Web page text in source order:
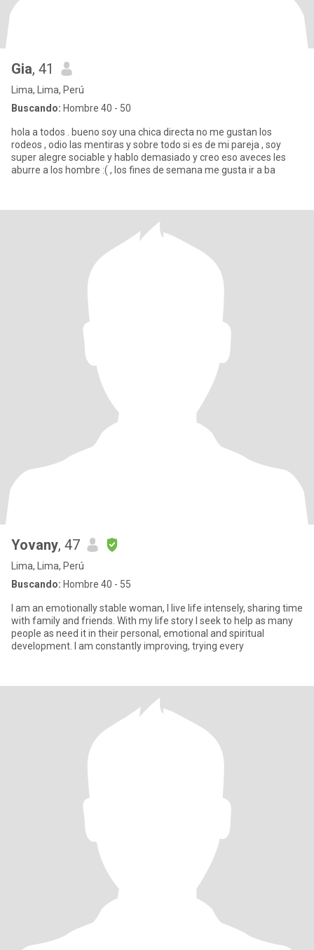
Gia, 41
Lima, Lima, Perú
Buscando: Hombre 40 - 50
hola a todos . bueno soy una chica directa no me gustan los
rodeos , odio las mentiras y sobre todo si es de mi pareja , soy
super alegre sociable y hablo demasiado y creo eso aveces les
aburre a los hombre :( , los fines de semana me gusta ir a ba
Yovany, 47
Lima, Lima, Perú
Buscando: Hombre 40 - 55
I am an emotionally stable woman, I live life intensely, sharing time
with family and friends. With my life story I seek to help as many
people as need it in their personal, emotional and spiritual
development. I am constantly improving, trying every